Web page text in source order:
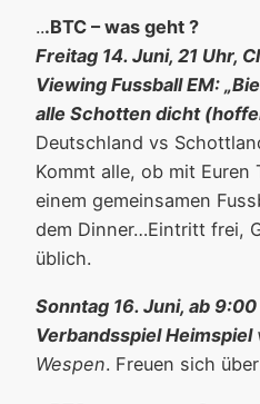
...BTC – was geht ?
Freitag 14. Juni, 21 Uhr,
Viewing Fussball EM:
alle Schotten dicht
Deutschland vs
Kommt alle, ob mit Euren
einem gemeinsamen
dem Dinner…Eintritt frei,
üblich.
Sonntag 16. Juni, ab
Verbandsspiel Heimspiel
Wespen. Freuen sich